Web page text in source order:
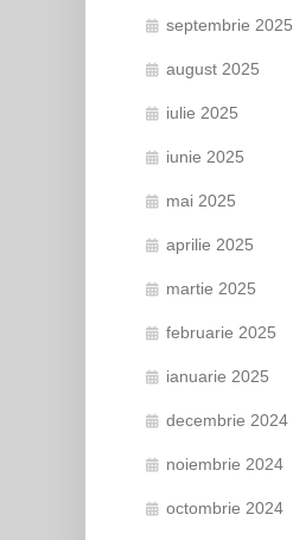
septembrie 2025
august 2025
iulie 2025
iunie 2025
mai 2025
aprilie 2025
martie 2025
februarie 2025
ianuarie 2025
decembrie 2024
noiembrie 2024
octombrie 2024